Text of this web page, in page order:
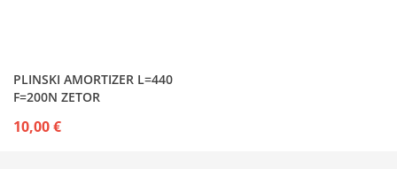
PLINSKI AMORTIZER L=440
F=200N ZETOR
10,00 €